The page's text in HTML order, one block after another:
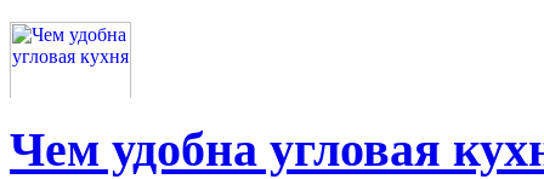
Чем удобна угловая